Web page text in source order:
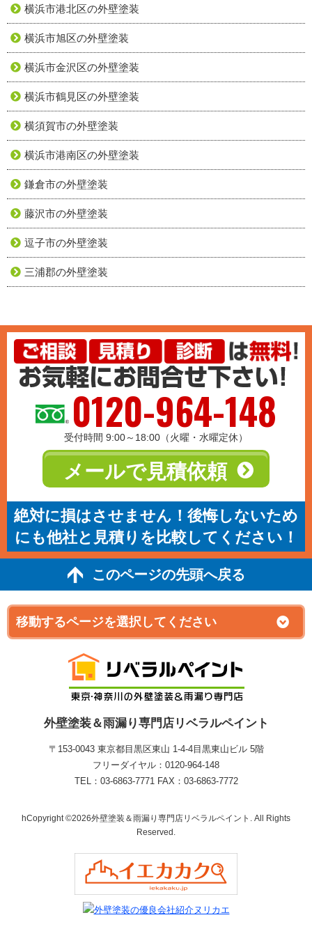
横浜市港北区の外壁塗装
横浜市旭区の外壁塗装
横浜市金沢区の外壁塗装
横浜市鶴見区の外壁塗装
横須賀市の外壁塗装
横浜市港南区の外壁塗装
鎌倉市の外壁塗装
藤沢市の外壁塗装
逗子市の外壁塗装
三浦郡の外壁塗装
0120-964-148
受付時間 9:00～18:00（火曜・水曜定休）
メールで見積依頼
絶対に損はさせません！後悔しないため
にも他社と見積りを比較してください！
このページの先頭へ戻る
外壁塗装＆雨漏り専門店リベラルペイント
〒153-0043 東京都目黒区東山 1‐4‐4目黒東山ビル 5階
フリーダイヤル：0120-964-148
TEL：03-6863-7771 FAX：03-6863-7772
hCopyright ©2026外壁塗装＆雨漏り専門店リベラルペイント. All Rights
Reserved.